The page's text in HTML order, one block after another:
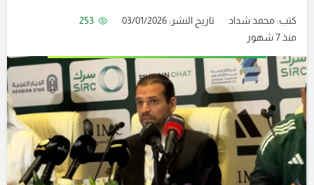
كتب:محمد شداد تاريخ النشر: 03/01/2026
253
منذ 7 شهور